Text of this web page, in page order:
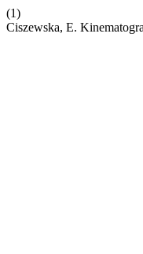
(1)
Ciszewska, E.